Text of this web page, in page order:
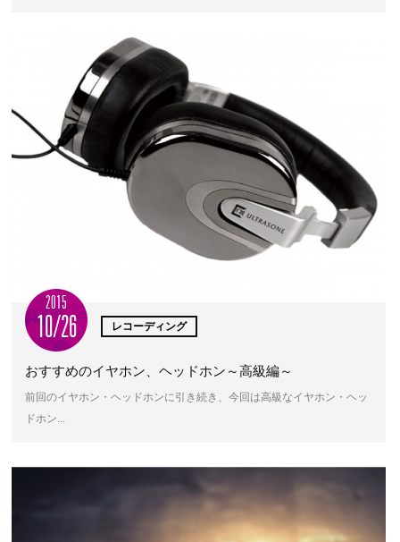
2015
10/26 レコーディング
おすすめのイヤホン、ヘッドホン～高級編～
前回のイヤホン・ヘッドホンに引き続き、今回は高級なイヤホン・ヘッ
ドホン...